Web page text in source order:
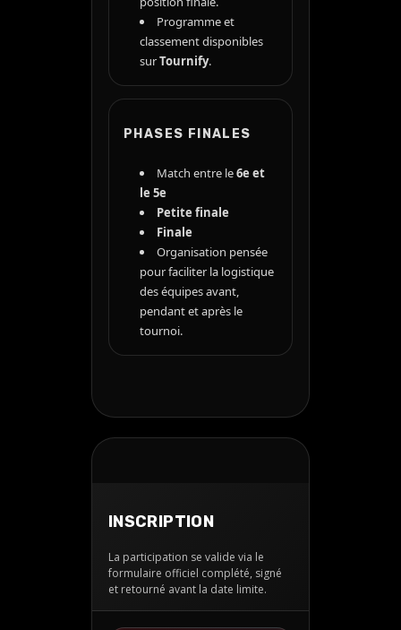
Programme et
classement disponibles
surTournify.
PHASES FINALES
Match entre le6e et
le 5e
Petite finale
Finale
Organisation pensée
pour faciliter la logistique
des équipes avant,
pendant et après le
tournoi.
INSCRIPTION
La participation se valide via le
formulaire officiel complété, signé
et retourné avant la date limite.